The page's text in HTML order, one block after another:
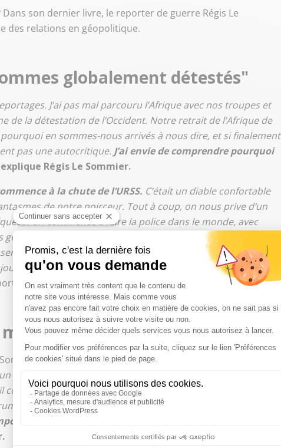
Dans son dernier livre, le reporter de guerre Régis Le
des relations en géopolitique.
globalement détestés"
J’ai pas mal parcouru l’Afrique avec nos troupes et
de la détestation de l’Occident. Notre retrait de l’Afrique de
en sommes-nous arrivés à nous dire, et si finalement
pas une autocritique. J’ai envie de comprendre pourquoi
Régis Le Sommier.
à la chute de l’URSS. C’était un diable confortable
de notre noirceur. Tout à coup, on nous prive d’un
On commence à faire la police dans le monde, avec
dont je parle dans ce livre ont été des amis de
de bouclier contre l’Iran. Khadafi nous a servi de
nous sommes globalement détestés par une grosse
livre le même parallèle avec Donald Trump. "
milliardaire un peu fantasque comme il en existe plein aux
à gêner, lorsque’il est élu, tout le système lui fait
se place aujourd’hui dans une recomposition du monde.
de l’époque. Et nous là-dedans, nous pouvons peut-être